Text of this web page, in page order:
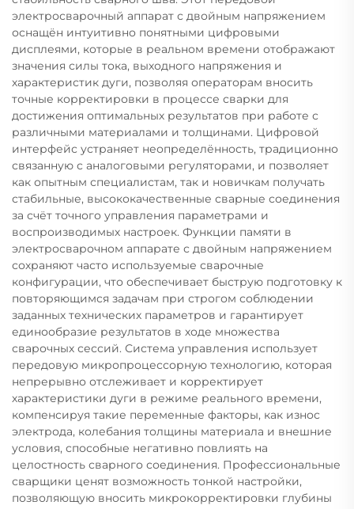
электросварочный аппарат с двойным напряжением
оснащён интуитивно понятными цифровыми
дисплеями, которые в реальном времени отображают
значения силы тока, выходного напряжения и
характеристик дуги, позволяя операторам вносить
точные корректировки в процессе сварки для
достижения оптимальных результатов при работе с
различными материалами и толщинами. Цифровой
интерфейс устраняет неопределённость, традиционно
связанную с аналоговыми регуляторами, и позволяет
как опытным специалистам, так и новичкам получать
стабильные, высококачественные сварные соединения
за счёт точного управления параметрами и
воспроизводимых настроек. Функции памяти в
электросварочном аппарате с двойным напряжением
сохраняют часто используемые сварочные
конфигурации, что обеспечивает быструю подготовку к
повторяющимся задачам при строгом соблюдении
заданных технических параметров и гарантирует
единообразие результатов в ходе множества
сварочных сессий. Система управления использует
передовую микропроцессорную технологию, которая
непрерывно отслеживает и корректирует
характеристики дуги в режиме реального времени,
компенсируя такие переменные факторы, как износ
электрода, колебания толщины материала и внешние
условия, способные негативно повлиять на
целостность сварного соединения. Профессиональные
сварщики ценят возможность тонкой настройки,
позволяющую вносить микрокорректировки глубины